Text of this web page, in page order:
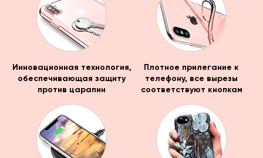
Инновационная технология,
обеспечивающая защиту
против царапин
Плотное прилегание к
телефону, все вырезы
соответствуют кнопкам